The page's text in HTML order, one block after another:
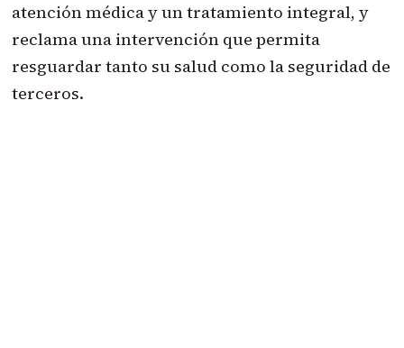
atención médica y un tratamiento integral, y
reclama una intervención que permita
resguardar tanto su salud como la seguridad de
terceros.